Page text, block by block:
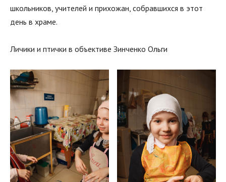
школьников, учителей и прихожан, собравшихся в этот
день в храме.
Личики и птички в объективе Зинченко Ольги